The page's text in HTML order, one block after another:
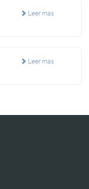
Leer más
Leer más